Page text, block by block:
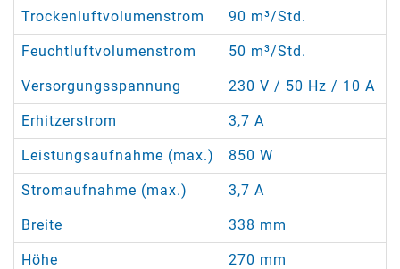
Trockenluftvolumenstrom 90 m³/Std.
Feuchtluftvolumenstrom 50 m³/Std.
Versorgungsspannung 230 V / 50 Hz / 10 A
Erhitzerstrom 3,7 A
Leistungsaufnahme (max.) 850 W
Stromaufnahme (max.) 3,7 A
Breite 338 mm
Höhe 270 mm